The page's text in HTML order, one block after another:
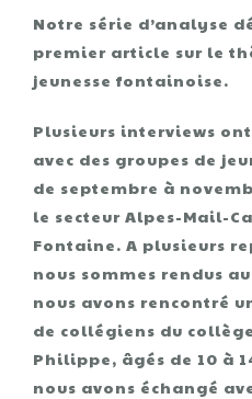
Notre série d’analyse
premier article sur le
jeunesse fontainoise.
Plusieurs interviews
avec des groupes de
de septembre à
le secteur Alpes-Mail-
Fontaine. A plusieurs
nous sommes rendus
nous avons rencontré
de collégiens du
Philippe, âgés de 10 à
nous avons échangé